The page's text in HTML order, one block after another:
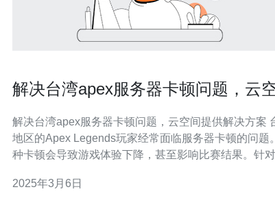
解决台湾apex服务器卡顿问题，云
解决台湾apex服务器卡顿问题，云空间提供解决方案 台湾
地区的Apex Legends玩家经常面临服务器卡顿的问题
种卡顿会导致游戏体验下降，甚至影响比赛结果。针
流畅的游戏体验。 云空间通过在台湾地区搭建专用服务器
2025年3月6日